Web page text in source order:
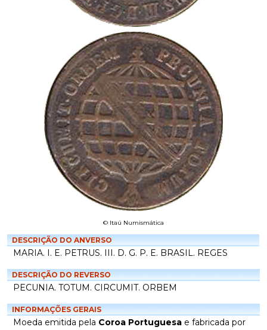
© Itaú Numismática
DESCRIÇÃO DO ANVERSO
MARIA. I. E. PETRUS. III. D. G. P. E. BRASIL. REGES
DESCRIÇÃO DO REVERSO
PECUNIA. TOTUM. CIRCUMIT. ORBEM
INFORMAÇÕES GERAIS
Moeda emitida pela Coroa Portuguesa e fabricada por